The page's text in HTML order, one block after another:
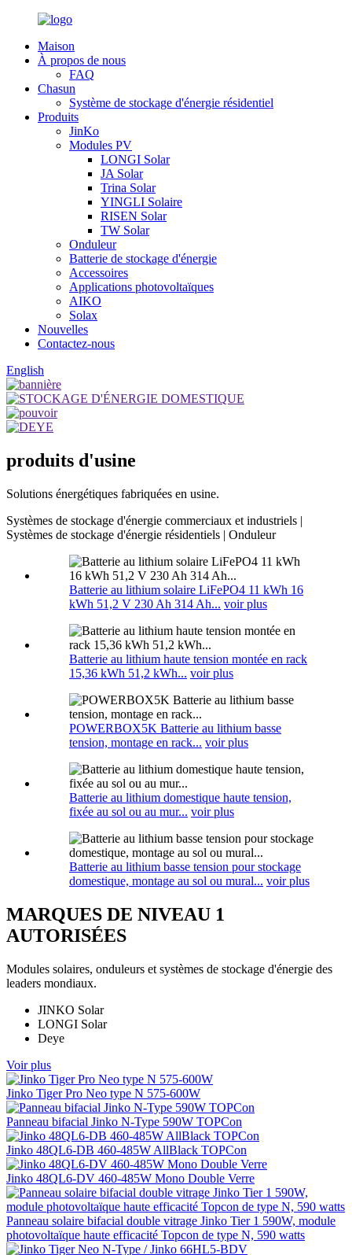
Maison
À propos de nous
FAQ
Chasun
Système de stockage d'énergie résidentiel
Produits
JinKo
Modules PV
LONGI Solar
JA Solar
Trina Solar
YINGLI Solaire
RISEN Solar
TW Solar
Onduleur
Batterie de stockage d'énergie
Accessoires
Applications photovoltaïques
AIKO
Solax
Nouvelles
Contactez-nous
English
produits d'usine
Solutions énergétiques fabriquées en usine.
Systèmes de stockage d'énergie commerciaux et industriels |
Systèmes de stockage d'énergie résidentiels | Onduleur
Batterie au lithium solaire LiFePO4 11 kWh 16
kWh 51,2 V 230 Ah 314 Ah... voir plus
Batterie au lithium haute tension montée en rack
15,36 kWh 51,2 kWh... voir plus
POWERBOX5K Batterie au lithium basse
tension, montage en rack... voir plus
Batterie au lithium domestique haute tension,
fixée au sol ou au mur... voir plus
Batterie au lithium basse tension pour stockage
domestique, montage au sol ou mural... voir plus
MARQUES DE NIVEAU 1
AUTORISÉES
Modules solaires, onduleurs et systèmes de stockage d'énergie des
leaders mondiaux.
JINKO Solar
LONGI Solar
Deye
Voir plus
Jinko Tiger Pro Neo type N 575-600W
Panneau bifacial Jinko N-Type 590W TOPCon
Jinko 48QL6-DB 460-485W AllBlack TOPCon
Jinko 48QL6-DV 460-485W Mono Double Verre
Panneau solaire bifacial double vitrage Jinko Tier 1 590W, module
photovoltaïque haute efficacité Topcon de type N, 590 watts